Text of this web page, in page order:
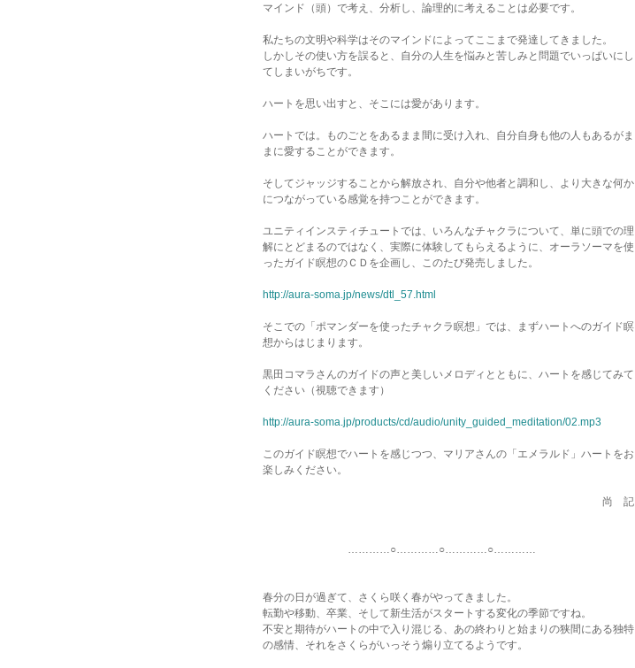
マインド（頭）で考え、分析し、論理的に考えることは必要です。
私たちの文明や科学はそのマインドによってここまで発達してきました。
しかしその使い方を誤ると、自分の人生を悩みと苦しみと問題でいっぱいにし
てしまいがちです。
ハートを思い出すと、そこには愛があります。
ハートでは。ものごとをあるまま間に受け入れ、自分自身も他の人もあるがま
まに愛することができます。
そしてジャッジすることから解放され、自分や他者と調和し、より大きな何か
につながっている感覚を持つことができます。
ユニティインスティチュートでは、いろんなチャクラについて、単に頭での理
解にとどまるのではなく、実際に体験してもらえるように、オーラソーマを使
ったガイド瞑想のＣＤを企画し、このたび発売しました。
http://aura-soma.jp/news/dtl_57.html
そこでの「ポマンダーを使ったチャクラ瞑想」では、まずハートへのガイド瞑
想からはじまります。
黒田コマラさんのガイドの声と美しいメロディとともに、ハートを感じてみて
ください（視聴できます）
http://aura-soma.jp/products/cd/audio/unity_guided_meditation/02.mp3
このガイド瞑想でハートを感じつつ、マリアさんの「エメラルド」ハートをお
楽しみください。
尚 記
…………○…………○…………○…………
春分の日が過ぎて、さくら咲く春がやってきました。
転勤や移動、卒業、そして新生活がスタートする変化の季節ですね。
不安と期待がハートの中で入り混じる、あの終わりと始まりの狭間にある独特
の感情、それをさくらがいっそう煽り立てるようです。